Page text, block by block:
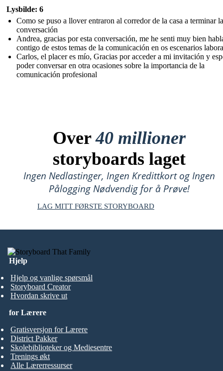
Lysbilde: 6
Como se puso a llover entraron al corredor de la casa a terminar la
conversación
Andrea, gracias por esta conversación, me he senti muy bien
contigo de estos temas de la comunicación en os escenarios
Carlos, el placer es mío, Gracias por acceder a mi invitación y
poder conversar en otra ocasiones sobre la importancia de la
comunicación profesional
Over40 millioner
storyboards laget
Ingen Nedlastinger, Ingen Kredittkort og Ingen
Pålogging Nødvendig for å Prøve!
LAG MITT FØRSTE STORYBOARD
Hjelp
Hjelp og vanlige spørsmål
Storyboard Creator
Hvordan skrive ut
for Lærere
Gratisversjon for Lærere
District Pakker
Skolebiblioteker og Mediesentre
Trenings økt
Alle Lærerressurser